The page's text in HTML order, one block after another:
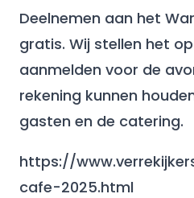
Deelnemen aan het
gratis. Wij stellen het
aanmelden voor de
rekening kunnen
gasten en de catering.
https://
cafe-2025.html